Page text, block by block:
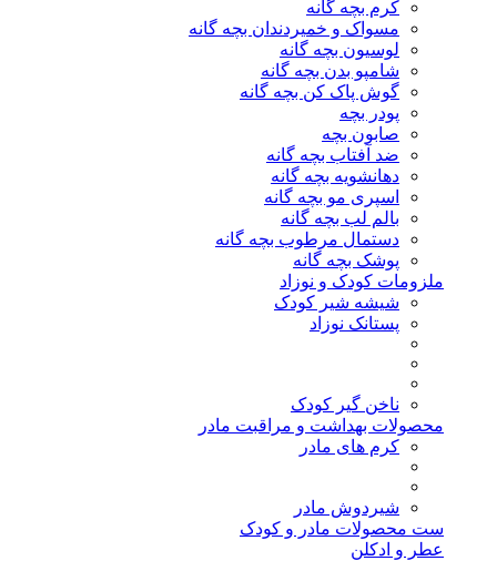
کرم بچه گانه
مسواک و خمیردندان بچه گانه
لوسیون بچه گانه
شامپو بدن بچه گانه
گوش پاک کن بچه گانه
پودر بچه
صابون بچه
ضد آفتاب بچه گانه
دهانشویه بچه گانه
اسپری مو بچه گانه
بالم لب بچه گانه
دستمال مرطوب بچه گانه
پوشک بچه گانه
ملزومات کودک و نوزاد
شیشه شیر کودک
پستانک نوزاد
ناخن گیر کودک
محصولات بهداشت و مراقبت مادر
کرم های مادر
شیردوش مادر
ست محصولات مادر و کودک
عطر و ادکلن